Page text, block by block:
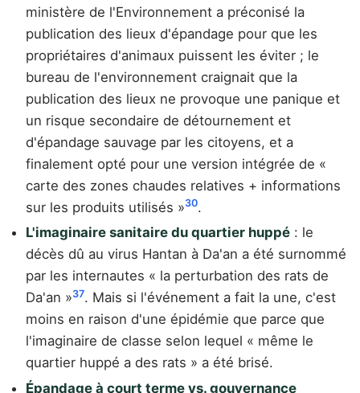
ministère de l'Environnement a préconisé la
publication des lieux d'épandage pour que les
propriétaires d'animaux puissent les éviter ; le
bureau de l'environnement craignait que la
publication des lieux ne provoque une panique et
un risque secondaire de détournement et
d'épandage sauvage par les citoyens, et a
finalement opté pour une version intégrée de «
carte des zones chaudes relatives + informations
sur les produits utilisés »30.
L'imaginaire sanitaire du quartier huppé : le
décès dû au virus Hantan à Da'an a été surnommé
par les internautes « la perturbation des rats de
Da'an »37. Mais si l'événement a fait la une, c'est
moins en raison d'une épidémie que parce que
l'imaginaire de classe selon lequel « même le
quartier huppé a des rats » a été brisé.
Épandage à court terme vs. gouvernance